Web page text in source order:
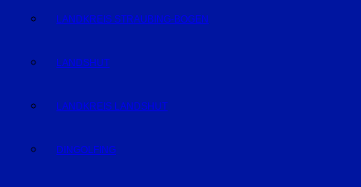
LANDKREIS STRAUBING-BOGEN
LANDSHUT
LANDKREIS LANDSHUT
DINGOLFING